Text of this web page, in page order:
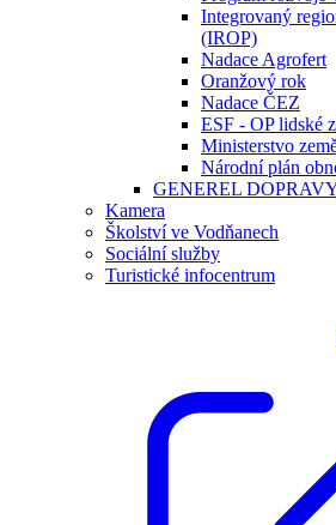
Integrovaný
(IROP)
Nadace Agrofert
Oranžový rok
Nadace ČEZ
ESF - OP lidské
Ministerstvo
Národní plán
GENEREL
Kamera
Školství ve Vodňanech
Sociální služby
Turistické infocentrum